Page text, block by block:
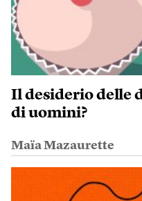
Il desiderio delle
di uomini?
Maïa Mazaurette